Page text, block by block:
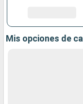
Mis opciones de